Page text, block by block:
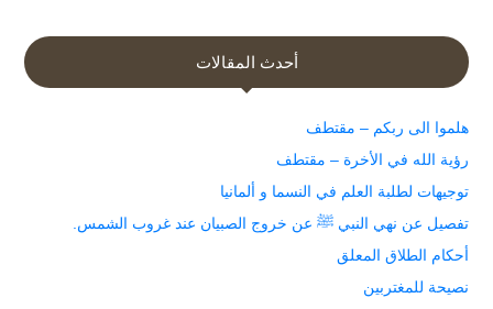
أحدث المقالات
هلموا الى ربكم – مقتطف
رؤية الله في الأخرة – مقتطف
توجيهات لطلبة العلم في النسما و ألمانيا
تفصيل عن نهي النبي ﷺ عن خروج الصبيان عند غروب الشمس.
أحكام الطلاق المعلق
نصيحة للمغتربين